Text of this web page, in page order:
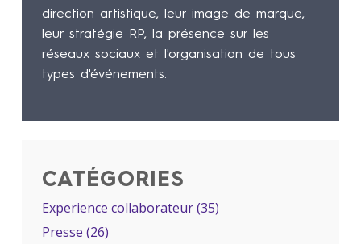
direction artistique, leur image de marque,
leur stratégie RP, la présence sur les
réseaux sociaux et l'organisation de tous
types d'événements.
CATÉGORIES
Experience collaborateur(35)
Presse (26)